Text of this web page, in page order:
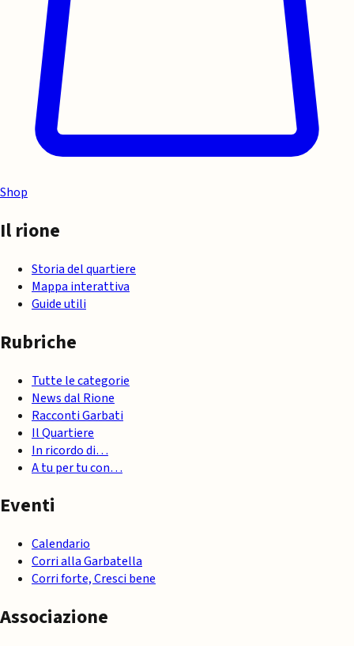
Shop
Il rione
Storia del quartiere
Mappa interattiva
Guide utili
Rubriche
Tutte le categorie
News dal Rione
Racconti Garbati
Il Quartiere
In ricordo di…
A tu per tu con…
Eventi
Calendario
Corri alla Garbatella
Corri forte, Cresci bene
Associazione